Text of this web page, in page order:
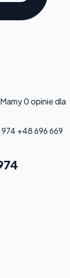
0 opinie dla
974 +48 696 669